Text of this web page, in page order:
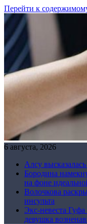
Перейти к
6 августа, 2026
Алсу
Бородина
на фоне
Волочкова
инсульта
Экс-невеста
девушка